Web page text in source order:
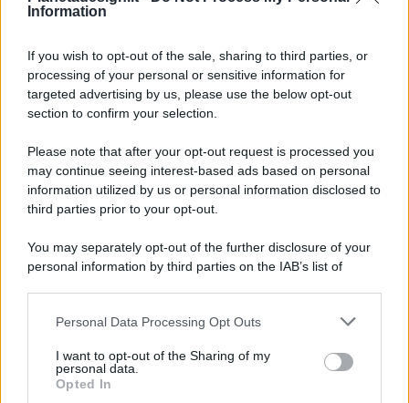
Information
If you wish to opt-out of the sale, sharing to third parties, or
processing of your personal or sensitive information for
targeted advertising by us, please use the below opt-out
section to confirm your selection.
Please note that after your opt-out request is processed you
may continue seeing interest-based ads based on personal
information utilized by us or personal information disclosed to
third parties prior to your opt-out.
You may separately opt-out of the further disclosure of your
personal information by third parties on the IAB’s list of
This information may also be disclosed by us to third parties
disclose it to other third parties.
Personal Data Processing Opt Outs
I want to opt-out of the Sharing of my
personal data.
Opted In
© 2026 - Pianeta Design - P.IVA 04827280654 - Testata
Registrata Al Tribunale Di Nocera Inferiore N. 8/2020 - RG N.
ISCRIZIONE AL ROC N. 35792 – ISCRITTA ALL’ANSO
(ASSOCIAZIONE NAZIONALE STAMPA ONLINE)
PREFERENZE PRIVACY